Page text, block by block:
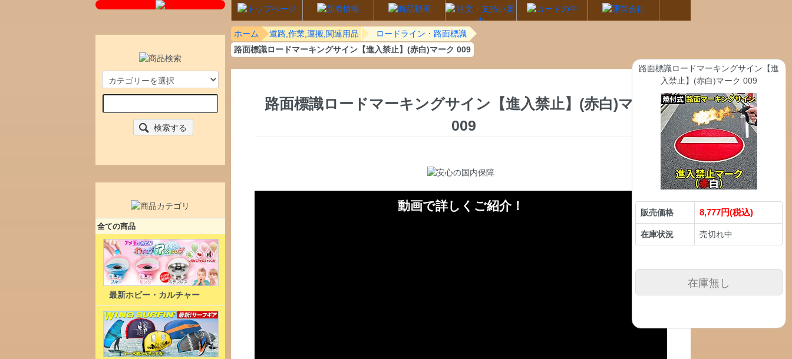
ホーム 道路,作業,運搬,関連用品
ロードライン・路面標識
路面標識ロードマーキングサイン【進入禁止】(赤白)マーク 009
路面標識ロードマーキングサイン【進入禁止】(赤白)マーク
009
動画で詳しくご紹介！
路面標識ロードマーキングサイン【進
入禁止】(赤白)マーク 009
販売価格 8,777円(税込)
在庫状況 売切れ中
在庫無し
検索する
全ての商品
最新ホビー・カルチャー